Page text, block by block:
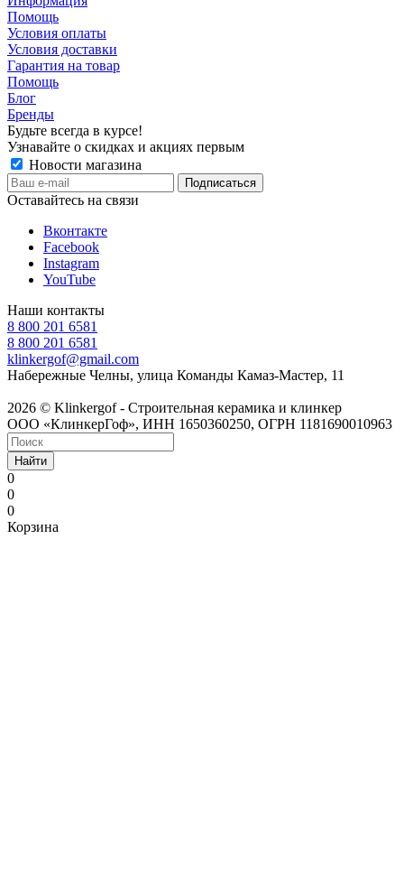
Помощь
Условия оплаты
Условия доставки
Гарантия на товар
Помощь
Блог
Бренды
Будьте всегда в курсе!
Узнавайте о скидках и акциях первым
Новости магазина
Оставайтесь на связи
Вконтакте
Facebook
Instagram
YouTube
Наши контакты
8 800 201 6581
8 800 201 6581
klinkergof@gmail.com
Набережные Челны, улица Команды Камаз-Мастер, 11
2026 © Klinkergof - Строительная керамика и клинкер
ООО «КлинкерГоф», ИНН 1650360250, ОГРН 1181690010963
Найти
0
0
0
Корзина